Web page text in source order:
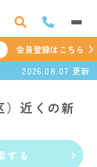
会員登録はこちら
2026.08.07 更新
）近くの新
する